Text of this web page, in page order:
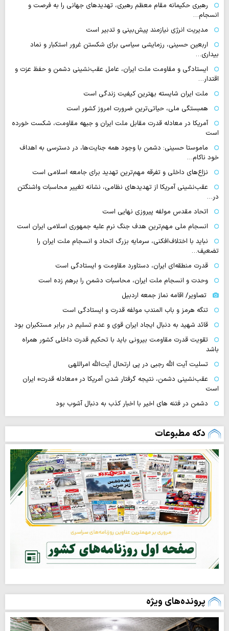
رهبری حکیمانه مقام معظم رهبری، تهدیدهای جهانی را به فرصت و
انسجام…
مدیریت انرژی نیازمند پیش‌بینی و تدبیر است
اربعین حسینی، رزمایشی سیاسی برای شکستن غرور استکبار و نماد
بیداری…
ایستادگی و مقاومت ملت ایران، عامل عقب‌نشینی دشمن و حفظ عزت و
اقتدار…
ملت ایران شایسته بهترین کیفیت زندگی است
همبستگی ملی، حیاتی‌ترین ضرورت امروز کشور است
آمریکا در معادله قدرت مقابل ملت ایران و جبهه مقاومت، شکست خورده
است
ماموستا حسینی: دشمن با وجود همه جنایت‌ها، در دسترسی به اهداف
خود ناکام…
نزاع‌های داخلی و تفرقه مهم‌ترین تهدید برای جامعه اسلامی است
عقب‌نشینی آمریکا از تهدیدهای نظامی، نشانه تغییر محاسبات واشنگتن
در…
اتحاد مقدس مولفه پیروزی نهایی است
انسجام ملی مهم‌ترین هدف جنگ نرم علیه جمهوری اسلامی ایران است
نباید با اختلاف‌افکنی، سرمایه بزرگ اتحاد و انسجام ملت ایران را
تضعیف…
قدرت منطقه‌ای ایران، دستاورد مقاومت و ایستادگی است
وحدت و انسجام ملت ایران، محاسبات دشمن را برهم زده است
تصاویر/ اقامه نماز جمعه اردبیل
تنگه‌ هرمز و باب المندب مولفه قدرت و ایستادگی است
قائد شهید به دنبال ایجاد ایران قوی و عدم تسلیم در برابر مستکبران بود
تقویت قدرت مقاومت بیرونی باید با تحکیم قدرت داخلی کشور همراه
باشد
تسلیت آیت الله رجبی در پی ارتحال آیت‌الله امراللهی
عقب‌نشینی دشمن، نتیجه گرفتار شدن آمریکا در «معادله قدرت» ایران
است
دشمن در فتنه های اخیر با اخبار کذب به دنبال آشوب بود
دکه مطبوعات
پرونده‌های ویژه